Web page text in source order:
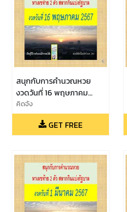
สนุกกับการคำนวณหวย
งวดวันที่ 16 พฤษภาคม
2567
คิดจัง
GET FREE